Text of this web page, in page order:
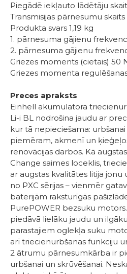
Piegādē iekļauto lādētāju
Transmisijas pārnesumu skaits
Produkta svars 1,19 kg
1. pārnesuma gājienu
2. pārnesuma gājienu
Griezes moments (cietais) 50
Griezes momenta
Preces apraksts
Einhell akumulatora
Li-i BL nodrošina jaudu ar
kur tā nepieciešama:
piemēram, akmenī un
renovācijas darbos. Kā
Change saimes loceklis,
ar augstas kvalitātes litija
no PXC sērijas – vienmēr
baterijām raksturīgās
PurePOWER bezsuku
piedāvā lielāku jaudu un
parastajiem oglekļa suku
arī triecienurbšanas funkciju
2 ātrumu pārnesumkārba ir
urbšanai un skrūvēšanai.